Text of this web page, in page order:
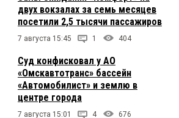
двух вокзалах за семь месяцев
посетили 2,5 тысячи пассажиров
7 августа 15:45 1 404
Суд конфисковал у АО
«Омскавтотранс» бассейн
«Автомобилист» и землю в
центре города
7 августа 15:01 4 676